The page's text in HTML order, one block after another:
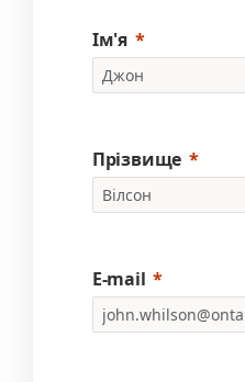
Ім'я
Прізвище
E-mail